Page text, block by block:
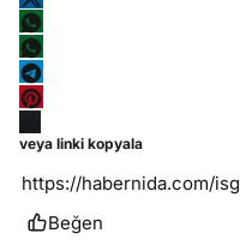
veya linki kopyala
Beğen